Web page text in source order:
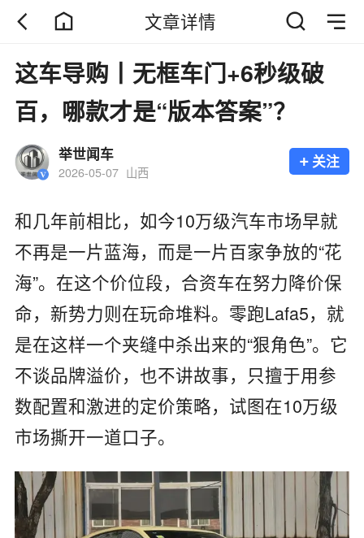
文章详情
这车导购丨无框车门+6秒级破
百，哪款才是“版本答案”？
举世闻车
2026-05-07 山西
+ 关注
和几年前相比，如今10万级汽车市场早就
不再是一片蓝海，而是一片百家争放的“花
海”。在这个价位段，合资车在努力降价保
命，新势力则在玩命堆料。零跑Lafa5，就
是在这样一个夹缝中杀出来的“狠角色”。它
不谈品牌溢价，也不讲故事，只擅于用参
数配置和激进的定价策略，试图在10万级
市场撕开一道口子。